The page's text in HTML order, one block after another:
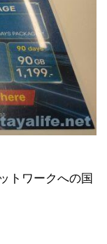
トワークへの国